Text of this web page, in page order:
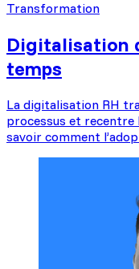
Transformation
Digitalisation
temps
La digitalisation RH
processus et recentre
savoir comment